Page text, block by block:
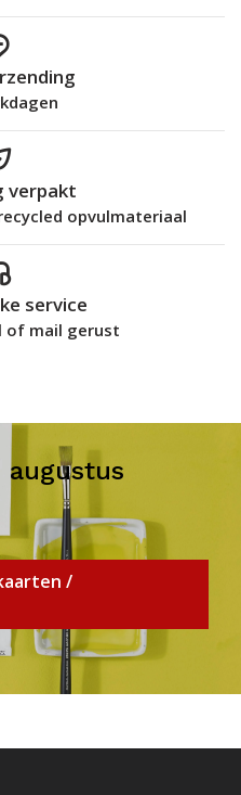
verpakt
opvulmateriaal
service
of mail gerust
/